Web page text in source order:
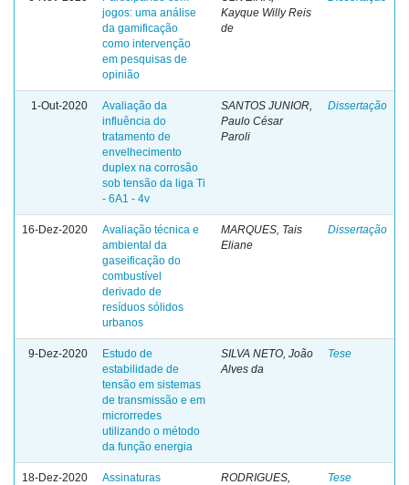
jogos: uma análise
da gamificação
como intervenção
em pesquisas de
opinião
Kayque Willy Reis
de
1-Out-2020
Avaliação da
influência do
tratamento de
envelhecimento
duplex na corrosão
sob tensão da liga Ti
- 6A1 - 4v
SANTOS JUNIOR,
Paulo César
Paroli
Dissertação
16-Dez-2020
Avaliação técnica e
ambiental da
gaseificação do
combustível
derivado de
resíduos sólidos
urbanos
MARQUES, Tais
Eliane
Dissertação
9-Dez-2020
Estudo de
estabilidade de
tensão em sistemas
de transmissão e em
microrredes
utilizando o método
da função energia
SILVA NETO, João
Alves da
Tese
18-Dez-2020
Assinaturas
RODRIGUES,
Tese